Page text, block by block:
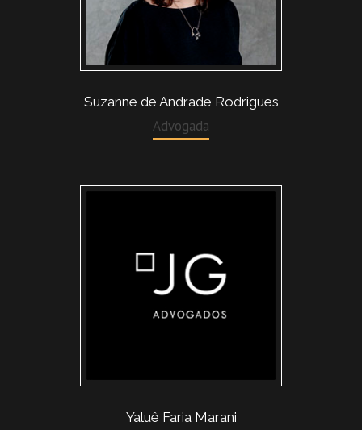
Suzanne de Andrade Rodrigues
Advogada
Yaluê Faria Marani